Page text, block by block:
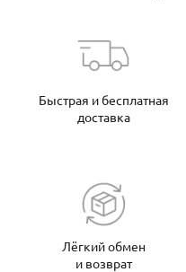
Быстрая и бесплатная
доставка
Лёгкий обмен
и возврат